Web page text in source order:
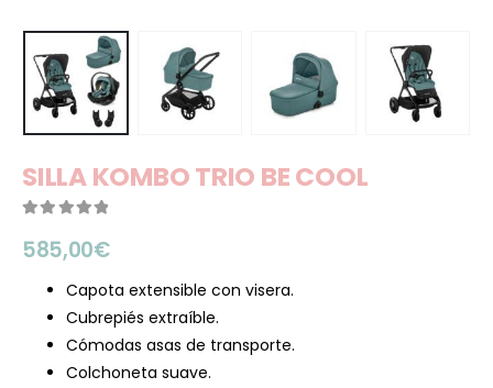
SILLA KOMBO TRIO BE COOL
585,00€
Capota extensible con visera.
Cubrepiés extraíble.
Cómodas asas de transporte.
Colchoneta suave.